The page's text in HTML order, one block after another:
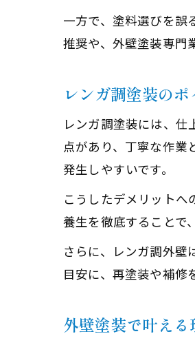
一方で、塗料選びを誤
推奨や、外壁塗装専門
レンガ調塗装の
レンガ調塗装には、
点があり、丁寧な作業
発生しやすいです。
こうしたデメリットへ
養生を徹底することで
さらに、レンガ調外壁
目安に、再塗装や補修
外壁塗装で叶え